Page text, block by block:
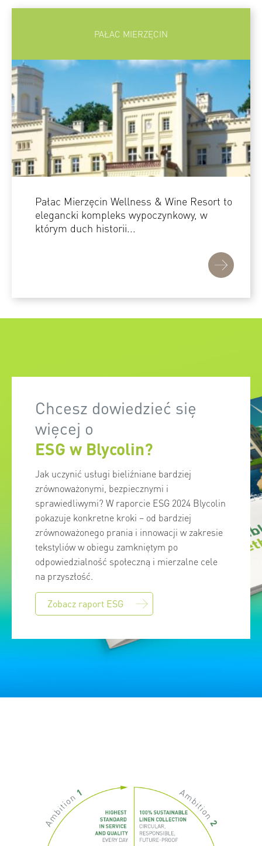
PAŁAC MIERZĘCIN
Pałac Mierzęcin Wellness & Wine Resort to
elegancki kompleks wypoczynkowy, w
którym duch historii...
Chcesz dowiedzieć się
więcej o
ESG w Blycolin?
Jak uczynić usługi bieliźniane bardziej
zrównoważonymi, bezpiecznymi i
sprawiedliwymi? W raporcie ESG 2024 Blycolin
pokazuje konkretne kroki – od bardziej
zrównoważonego prania i innowacji w zakresie
tekstyliów w obiegu zamkniętym po
odpowiedzialność społeczną i mierzalne cele
na przyszłość.
Zobacz raport ESG